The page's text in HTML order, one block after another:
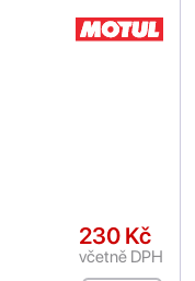
230 Kč
včetně DPH